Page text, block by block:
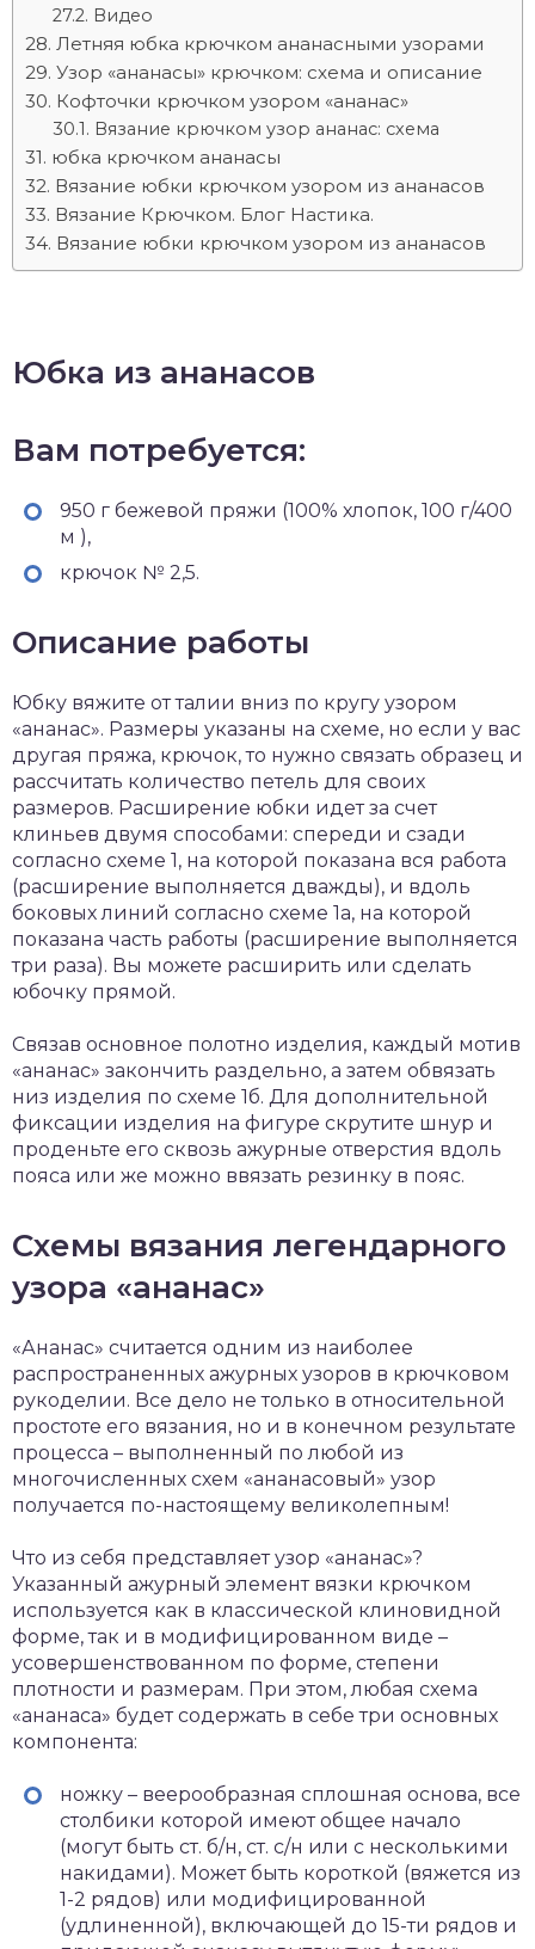
Видео
Летняя юбка крючком ананасными узорами
Узор «ананасы» крючком: схема и описание
Кофточки крючком узором «ананас»
Вязание крючком узор ананас: схема
юбка крючком ананасы
Вязание юбки крючком узором из ананасов
Вязание Крючком. Блог Настика.
Вязание юбки крючком узором из ананасов
Юбка из ананасов
Вам потребуется:
950 г бежевой пряжи (100% хлопок, 100 г/400
м ),
крючок № 2,5.
Описание работы
Юбку вяжите от талии вниз по кругу узором
«ананас». Размеры указаны на схеме, но если у вас
другая пряжа, крючок, то нужно связать образец и
рассчитать количество петель для своих
размеров. Расширение юбки идет за счет
клиньев двумя способами: спереди и сзади
согласно схеме 1, на которой показана вся работа
(расширение выполняется дважды), и вдоль
боковых линий согласно схеме 1а, на которой
показана часть работы (расширение выполняется
три раза). Вы можете расширить или сделать
юбочку прямой.
Связав основное полотно изделия, каждый мотив
«ананас» закончить раздельно, а затем обвязать
низ изделия по схеме 1б. Для дополнительной
фиксации изделия на фигуре скрутите шнур и
проденьте его сквозь ажурные отверстия вдоль
пояса или же можно ввязать резинку в пояс.
Схемы вязания легендарного
узора «ананас»
«Ананас» считается одним из наиболее
распространенных ажурных узоров в крючковом
рукоделии. Все дело не только в относительной
простоте его вязания, но и в конечном результате
процесса – выполненный по любой из
многочисленных схем «ананасовый» узор
получается по-настоящему великолепным!
Что из себя представляет узор «ананас»?
Указанный ажурный элемент вязки крючком
используется как в классической клиновидной
форме, так и в модифицированном виде –
усовершенствованном по форме, степени
плотности и размерам. При этом, любая схема
«ананаса» будет содержать в себе три основных
компонента:
ножку – веерообразная сплошная основа, все
столбики которой имеют общее начало
(могут быть ст. б/н, ст. с/н или с несколькими
накидами). Может быть короткой (вяжется из
1-2 рядов) или модифицированной
(удлиненной), включающей до 15-ти рядов и